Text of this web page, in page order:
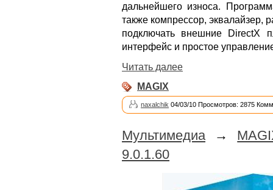
дальнейшего износа.
также компрессор, эквалайзер,
подключать внешние DirectX
интерфейс и простое
Читать далее
MAGIX
naxalchik 04/03/10 Просмотров: 2875
Мультимедиа →
9.0.1.60